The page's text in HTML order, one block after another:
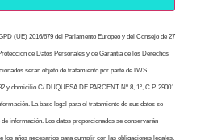
(UE) 2016/679 del Parlamento Europeo y del Consejo de 27
de Datos Personales y de Garantía de los Derechos
serán objeto de tratamiento por parte de LWS
y domicilio C/ DUQUESA DE PARCENT Nº 8, 1º, C.P. 29001
La base legal para el tratamiento de sus datos se
información. Los datos proporcionados se conservarán
los años necesarios para cumplir con las obligaciones legales.